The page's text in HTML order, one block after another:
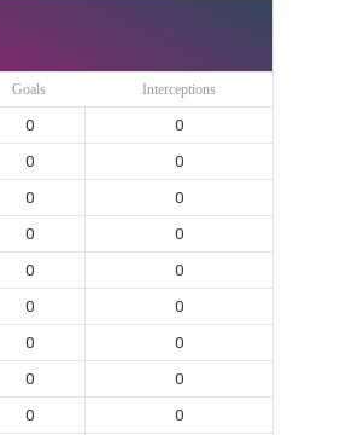
Goals Interceptions
0
0
0
0
0
0
0
0
0
0
0
0
0
0
0
0
0
0